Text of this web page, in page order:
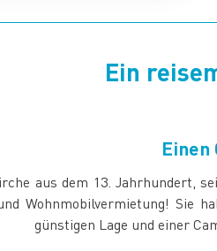
Ein
Einen
aus dem 13. Jahrhundert,
Wohnmobilvermietung! Sie
günstigen Lage und einer